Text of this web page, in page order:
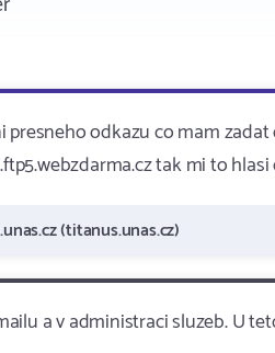
odkazu co mam
tak mi to
(titanus.unas.cz)
a v administraci sluzeb. U